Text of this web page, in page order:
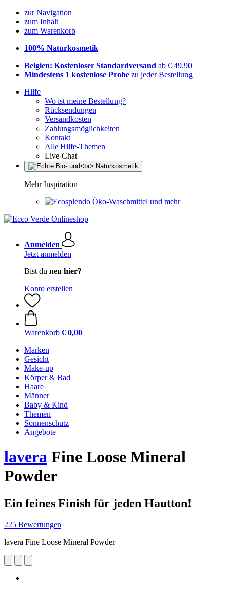
zur Navigation
zum Inhalt
zum Warenkorb
100% Naturkosmetik
Belgien: Kostenloser Standardversand ab € 49,90
Mindestens 1 kostenlose Probe zu jeder Bestellung
Hilfe
Wo ist meine Bestellung?
Rücksendungen
Versandkosten
Zahlungsmöglichkeiten
Kontakt
Alle Hilfe-Themen
Live-Chat
Mehr Inspiration
Öko-Waschmittel und mehr
Anmelden
Jetzt anmelden
Bist du neu hier?
Konto erstellen
Warenkorb € 0,00
Marken
Gesicht
Make-up
Körper & Bad
Haare
Männer
Baby & Kind
Themen
Sonnenschutz
Angebote
lavera Fine Loose Mineral
Powder
Ein feines Finish für jeden Hautton!
225 Bewertungen
lavera Fine Loose Mineral Powder